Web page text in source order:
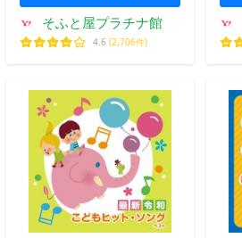
そふと屋プラチナ館
4.6 (2,706件)